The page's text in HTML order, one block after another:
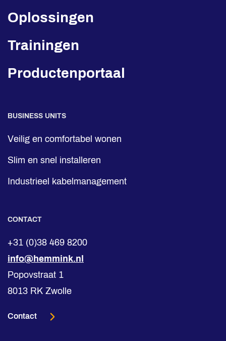
Oplossingen
Trainingen
Productenportaal
BUSINESS UNITS
Veilig en comfortabel wonen
Slim en snel installeren
Industrieel kabelmanagement
CONTACT
+31 (0)38 469 8200
info@hemmink.nl
Popovstraat 1
8013 RK Zwolle
Contact